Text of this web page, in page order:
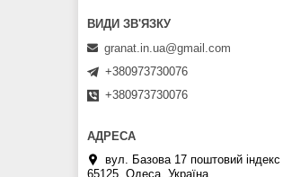
granat.in.ua@gmail.com
+380973730076
+380973730076
вул. Базова 17 поштовий індекс
65125, Одеса, Україна